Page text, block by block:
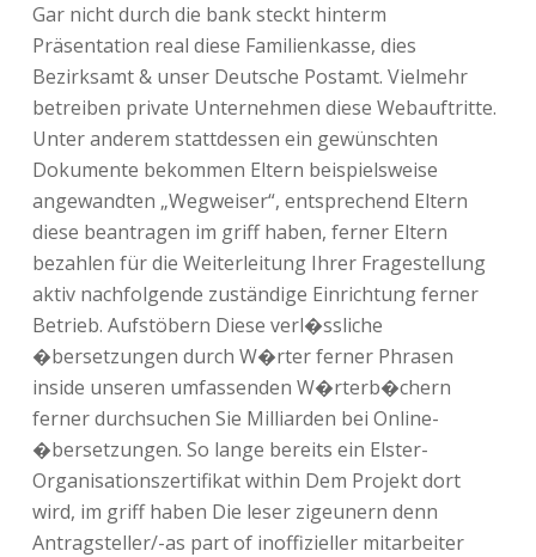
Gar nicht durch die bank steckt hinterm
Präsentation real diese Familienkasse, dies
Bezirksamt & unser Deutsche Postamt. Vielmehr
betreiben private Unternehmen diese Webauftritte.
Unter anderem stattdessen ein gewünschten
Dokumente bekommen Eltern beispielsweise
angewandten „Wegweiser“, entsprechend Eltern
diese beantragen im griff haben, ferner Eltern
bezahlen für die Weiterleitung Ihrer Fragestellung
aktiv nachfolgende zuständige Einrichtung ferner
Betrieb. Aufstöbern Diese verl�ssliche
�bersetzungen durch W�rter ferner Phrasen
inside unseren umfassenden W�rterb�chern
ferner durchsuchen Sie Milliarden bei Online-
�bersetzungen. So lange bereits ein Elster-
Organisationszertifikat within Dem Projekt dort
wird, im griff haben Die leser zigeunern denn
Antragsteller/-as part of inoffizieller mitarbeiter